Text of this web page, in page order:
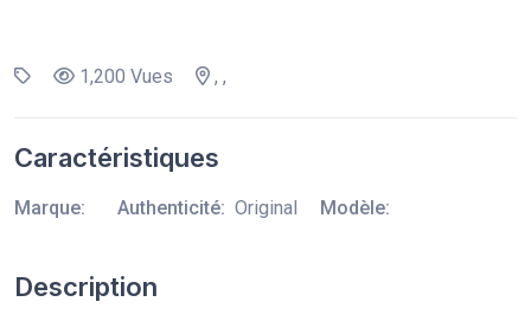
1,200 Vues , ,
Caractéristiques
Marque: Authenticité: Original Modèle:
Description